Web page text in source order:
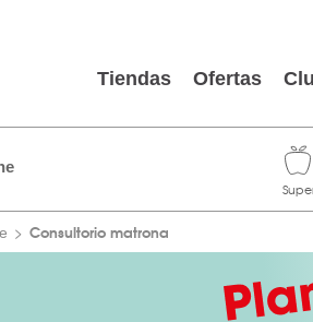
Tiendas Ofertas
Consultorio matrona